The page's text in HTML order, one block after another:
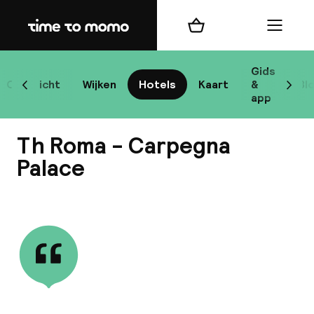
Home
Overzicht Wijken Hotels Kaart
Gids
&
app
Scroll naar links
Winkelmand Menu
Th Roma - Carpegna
Palace